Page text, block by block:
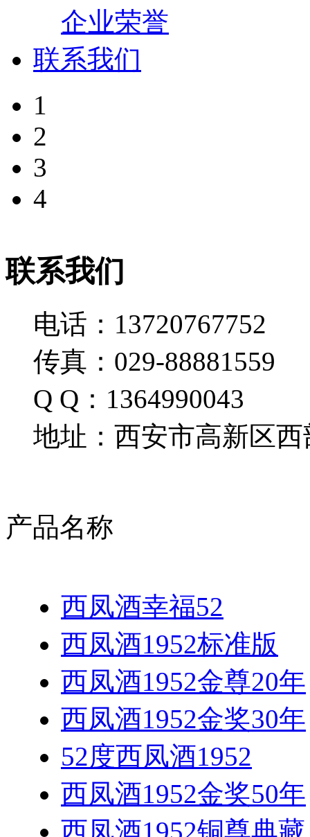
企业荣誉
联系我们
1
2
3
4
联系我们
电话：13720767752
传真：029-88881559
Q Q：1364990043
地址：西安市高新区西
产品名称
西凤酒幸福52
西凤酒1952标准版
西凤酒1952金尊20年
西凤酒1952金奖30年
52度西凤酒1952
西凤酒1952金奖50年
西凤酒1952铜尊典藏